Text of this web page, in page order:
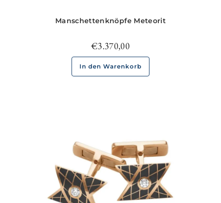
Manschettenknöpfe Meteorit
€3.370,00
In den Warenkorb